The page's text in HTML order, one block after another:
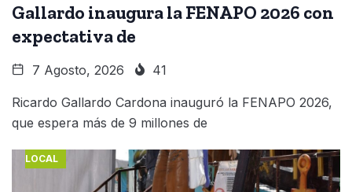
Gallardo inaugura la FENAPO 2026 con
expectativa de
7 Agosto, 2026 41
Ricardo Gallardo Cardona inauguró la FENAPO 2026,
que espera más de 9 millones de
LOCAL